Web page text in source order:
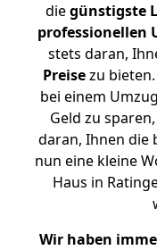
diegünstigste
professionellen
stets daran,
Preisezu
bei einem
Geld zu
daran, Ihnen die
nun eine kleine
Haus in
Wir haben